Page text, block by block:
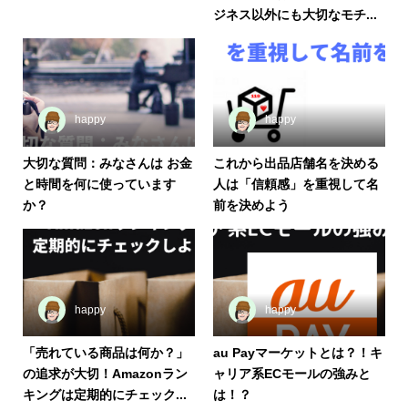
ジネス以外にも大切なモチ...
happy
大切な質問：みなさんは お金
と時間を何に使っています
か？
happy
これから出品店舗名を決める
人は「信頼感」を重視して名
前を決めよう
happy
「売れている商品は何か？」
の追求が大切！Amazonラン
キングは定期的にチェック...
happy
au Payマーケットとは？！キ
ャリア系ECモールの強みと
は！？